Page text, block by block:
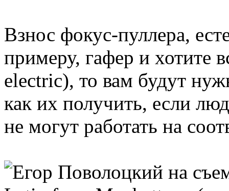
Взнос фокус-пуллера,
примеру, гафер и хотите
electric), то вам будут
как их получить, если
не могут работать на